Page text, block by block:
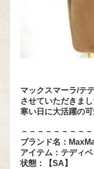
マックスマーラ/テ
させていただきまし
寒い日に大活躍の
－－－－－－－－
ブランド名：
アイテム：テディ
状態：【SA 】